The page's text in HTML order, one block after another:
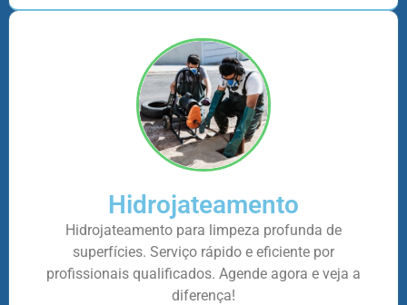
Hidrojateamento
Hidrojateamento para limpeza profunda de
superfícies. Serviço rápido e eficiente por
profissionais qualificados. Agende agora e veja a
diferença!